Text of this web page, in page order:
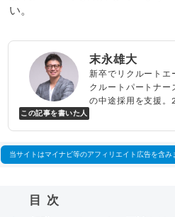
い。
この記事を書いた人
末永雄大
新卒でリクルートエ
クルートパートナー
の中途採用を支援
べらない転職エージ
当サイトはマイナビ等のアフィリエイト広告を含み
目次